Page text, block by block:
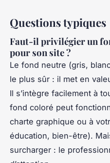
Questions typiques
Faut-il privilégier un
pour son site ?
Le fond neutre (gris,
le plus sûr : il met en
Il s’intègre facilement à
fond coloré peut
charte graphique ou à
éducation, bien-être).
surcharger : le